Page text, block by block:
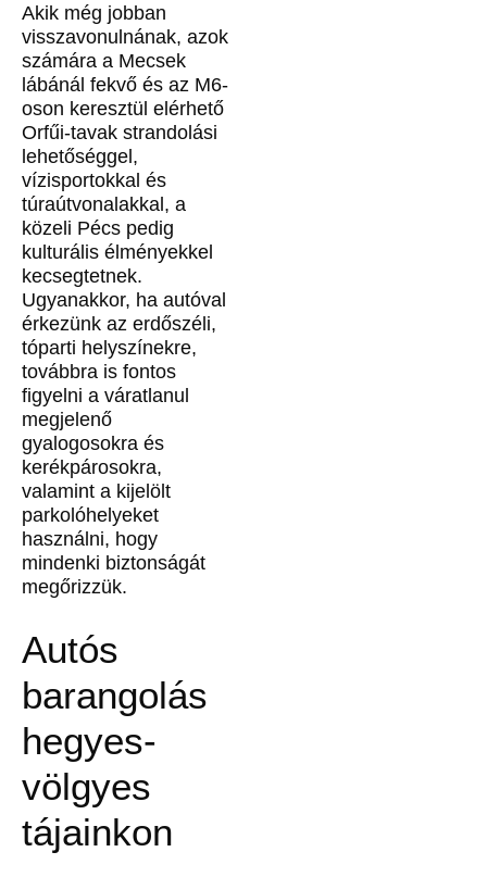
Akik még jobban
visszavonulnának, azok
számára a Mecsek
lábánál fekvő és az M6-
oson keresztül elérhető
Orfűi-tavak strandolási
lehetőséggel,
vízisportokkal és
túraútvonalakkal, a
közeli Pécs pedig
kulturális élményekkel
kecsegtetnek.
Ugyanakkor, ha autóval
érkezünk az erdőszéli,
tóparti helyszínekre,
továbbra is fontos
figyelni a váratlanul
megjelenő
gyalogosokra és
kerékpárosokra,
valamint a kijelölt
parkolóhelyeket
használni, hogy
mindenki biztonságát
megőrizzük.
Autós
barangolás
hegyes-
völgyes
tájainkon